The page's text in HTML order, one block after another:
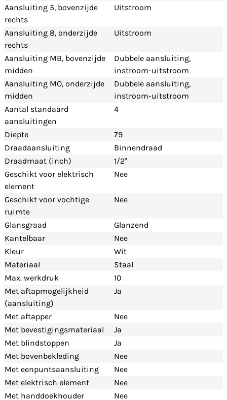
Aansluiting 5, bovenzijde
rechts
Uitstroom
Aansluiting 8, onderzijde
rechts
Uitstroom
Aansluiting MB, bovenzijde
midden
Dubbele aansluiting,
instroom-uitstroom
Aansluiting MO, onderzijde
midden
Dubbele aansluiting,
instroom-uitstroom
Aantal standaard
aansluitingen
4
Diepte
79
Draadaansluiting
Binnendraad
Draadmaat (inch)
1/2"
Geschikt voor elektrisch
element
Nee
Geschikt voor vochtige
ruimte
Nee
Glansgraad
Glanzend
Kantelbaar
Nee
Kleur
Wit
Materiaal
Staal
Max. werkdruk
10
Met aftapmogelijkheid
(aansluiting)
Ja
Met aftapper
Nee
Met bevestigingsmateriaal
Ja
Met blindstoppen
Ja
Met bovenbekleding
Nee
Met eenpuntsaansluiting
Nee
Met elektrisch element
Nee
Met handdoekhouder
Nee